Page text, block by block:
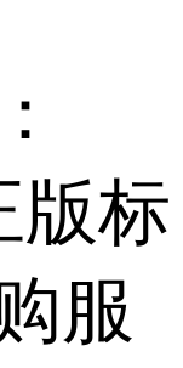
版标
服